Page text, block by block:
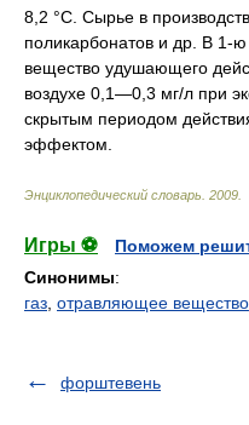
8,2 °С. Сырье в
поликарбонатов и др. В
вещество удушающего
воздухе 0,1—0,3 мг/л при
скрытым периодом
эффектом.
Энциклопедический словарь 2009
Игры ⚽
Поможем
Синонимы:
газ отравляющее вещество
форштевень